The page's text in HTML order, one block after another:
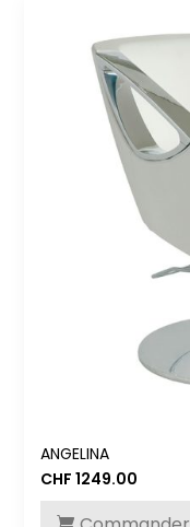
ANGELINA
CHF 1249.00